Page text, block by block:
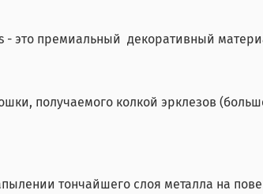
- это премиальный декоративный
получаемого колкой эрклезов
тончайшего слоя металла на